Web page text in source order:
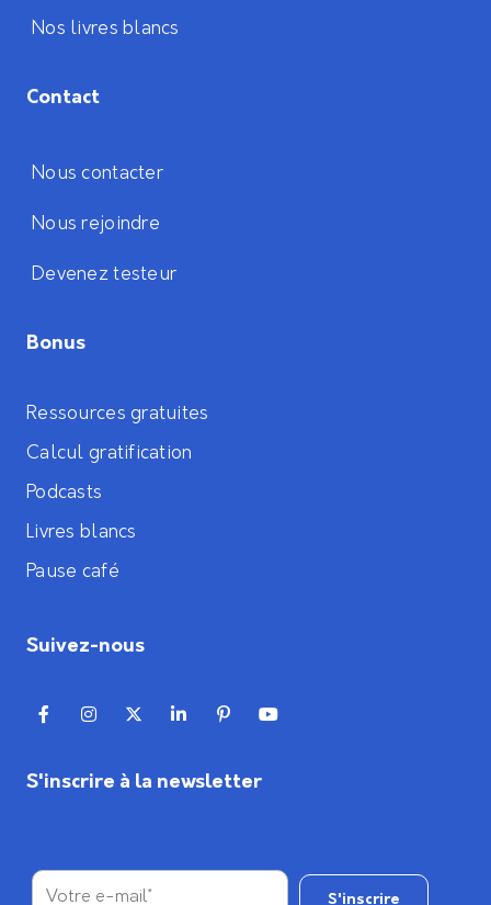
Nos livres blancs
Contact
Nous contacter
Nous rejoindre
Devenez testeur
Bonus
Ressources gratuites
Calcul gratification
Podcasts
Livres blancs
Pause café
Suivez-nous
S'inscrire à la newsletter